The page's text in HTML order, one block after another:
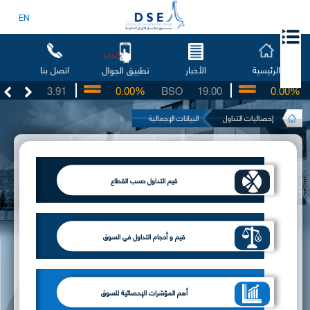
EN
الرئيسية الأخبار تطبيق الجوال
جديد
اتصل بنا
3.91
UG 19.00
BSO
0.00% 0.00%
إحصائيات التداول البيانات الإجمالية
قيم التداول حسب القطاع
قيم و أحجام التداول في السوق
أهم المؤشرات الإحصائية للسوق